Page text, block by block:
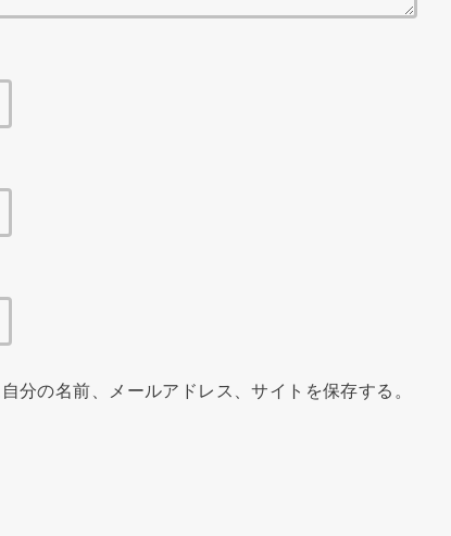
分の名前、メールアドレス、サイトを保存する。